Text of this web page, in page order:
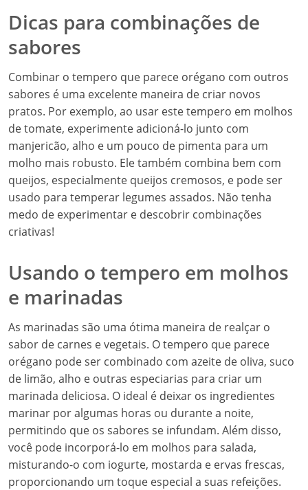
Dicas para combinações de
sabores
Combinar o tempero que parece orégano com outros
sabores é uma excelente maneira de criar novos
pratos. Por exemplo, ao usar este tempero em molhos
de tomate, experimente adicioná-lo junto com
manjericão, alho e um pouco de pimenta para um
molho mais robusto. Ele também combina bem com
queijos, especialmente queijos cremosos, e pode ser
usado para temperar legumes assados. Não tenha
medo de experimentar e descobrir combinações
criativas!
Usando o tempero em molhos
e marinadas
As marinadas são uma ótima maneira de realçar o
sabor de carnes e vegetais. O tempero que parece
orégano pode ser combinado com azeite de oliva, suco
de limão, alho e outras especiarias para criar um
marinada deliciosa. O ideal é deixar os ingredientes
marinar por algumas horas ou durante a noite,
permitindo que os sabores se infundam. Além disso,
você pode incorporá-lo em molhos para salada,
misturando-o com iogurte, mostarda e ervas frescas,
proporcionando um toque especial a suas refeições.